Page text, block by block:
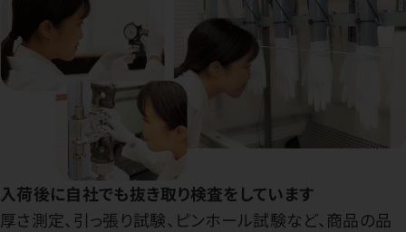
入荷後に自社でも抜き取り検査をしています
厚さ測定、引っ張り試験、ピンホール試験など、商品の品